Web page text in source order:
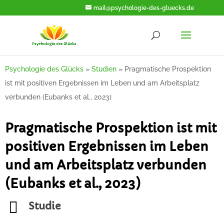
mail@psychologie-des-gluecks.de
Psychologie des Glücks » Studien » Pragmatische Prospektion
ist mit positiven Ergebnissen im Leben und am Arbeitsplatz
verbunden (Eubanks et al., 2023)
Pragmatische Prospektion ist mit
positiven Ergebnissen im Leben
und am Arbeitsplatz verbunden
(Eubanks et al., 2023)
Studie